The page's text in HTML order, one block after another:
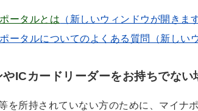
ータルとは （新しいウィンドウが開きます
ータルについてのよくある質問（新しい
やICカードリーダーをお持ちでない
を所持されていない方のために、マイナ